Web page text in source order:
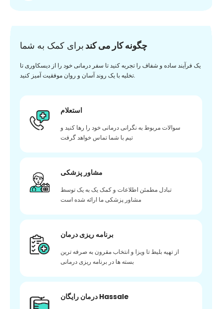
چگونه کار می کند برای کمک به شما
یک فرآیند ساده و شفاف را تجربه کنید تا سفر درمانی خود را از دیسکاوری تا
تخلیه با یک روند آسان و روان موفقیت آمیز کنید.
استعلام
سوالات مربوط به نگرانی درمانی خود را رها کنید و
تیم با شما تماس خواهد گرفت
مشاور پزشکی
تبادل مطمئن اطلاعات و کمک یک به یک توسط
مشاور پزشکی ما ارائه شده است
برنامه ریزی درمان
از تهیه بلیط تا ویزا و انتخاب مقرون به صرفه ترین
بسته ها در برنامه ریزی درمانی
درمان رایگان Hassale